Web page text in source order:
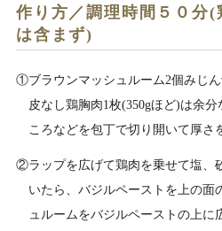
作り方／調理時間５０分(
は含まず)
①ブラウンマッシュルーム2個みじん
皮なし鶏胸肉1枚(350gほど)は余
ころなどを包丁で切り開いて厚さ
②ラップを広げて鶏肉を乗せて塩、
いたら、バジルペーストを上の面
ュルームをバジルペーストの上に